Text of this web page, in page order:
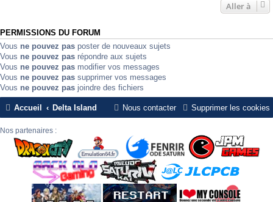
Aller à
PERMISSIONS DU FORUM
Vous ne pouvez pas poster de nouveaux sujets
Vous ne pouvez pas répondre aux sujets
Vous ne pouvez pas modifier vos messages
Vous ne pouvez pas supprimer vos messages
Vous ne pouvez pas joindre des fichiers
Accueil Delta Island Supprimer les cookies
Nous contacter
Nos partenaires :